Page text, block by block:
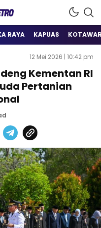
RAYA KAPUAS
12 Mei 2026 | 10:42 pm
Kementan RI
Pertanian